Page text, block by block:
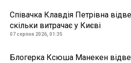
Співачка Клавдія Петрівна
скільки витрачає у Києві
07 серпня 2026, 01:35
Блогерка Ксюша Манекен